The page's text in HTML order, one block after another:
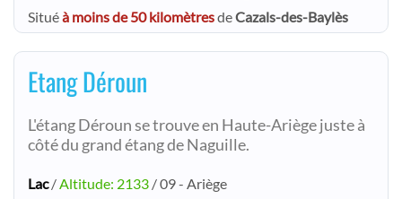
Situéà moins de 50 kilomètresdeCazals-des-Baylès
Etang Déroun
L'étang Déroun se trouve en Haute-Ariège juste à
côté du grand étang de Naguille.
Lac/ Altitude: 2133 / 09 - Ariège